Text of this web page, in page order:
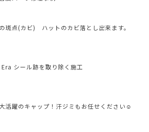
斑点(カビ) ハットのカビ落とし出来ます。
シール跡を取り除く施工
活躍のキャップ！汗ジミもお任せください☺